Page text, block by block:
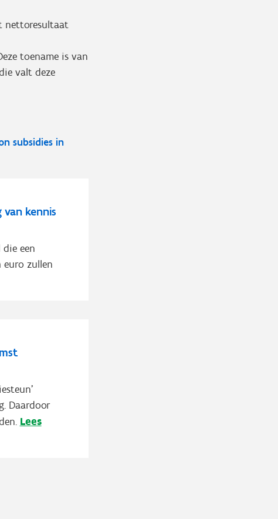
nettoresultaat
toename is van
valt deze
subsidies in
kennis
die een
zullen
Daardoor
Lees